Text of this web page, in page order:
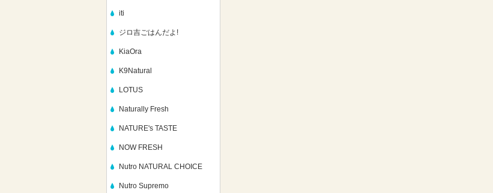
iti
ジロ吉ごはんだよ!
KiaOra
K9Natural
LOTUS
Naturally Fresh
NATURE's TASTE
NOW FRESH
Nutro NATURAL CHOICE
Nutro Supremo